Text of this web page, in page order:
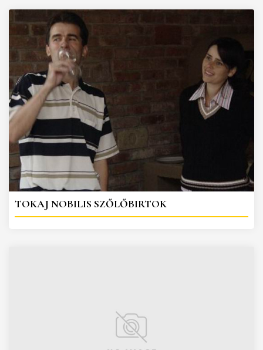
TOKAJ NOBILIS SZŐLŐBIRTOK